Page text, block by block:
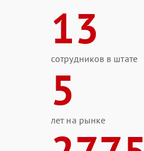
13
сотрудников в штате
5
лет на рынке